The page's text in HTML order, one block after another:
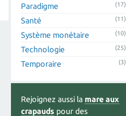
Paradigme (17)
Santé (11)
Système monétaire (10)
Technologie (25)
Temporaire (3)
Rejoignez aussi la mare aux
crapauds pour des